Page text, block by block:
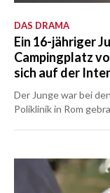
DAS DRAMA
Ein 16-jähriger
Campingplatz
sich auf der
Der Junge war bei
Poliklinik in Rom